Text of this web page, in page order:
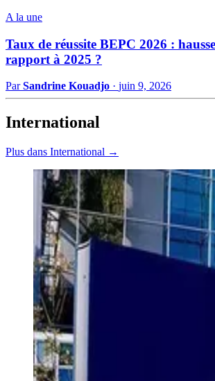
A la une
Taux de réussite BEPC 2026 :
rapport à 2025 ?
ParSandrine Kouadjo · juin 9, 2026
International
Plus dans International →